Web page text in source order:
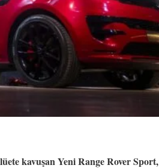
kavuşan Yeni Range Rover Sport,